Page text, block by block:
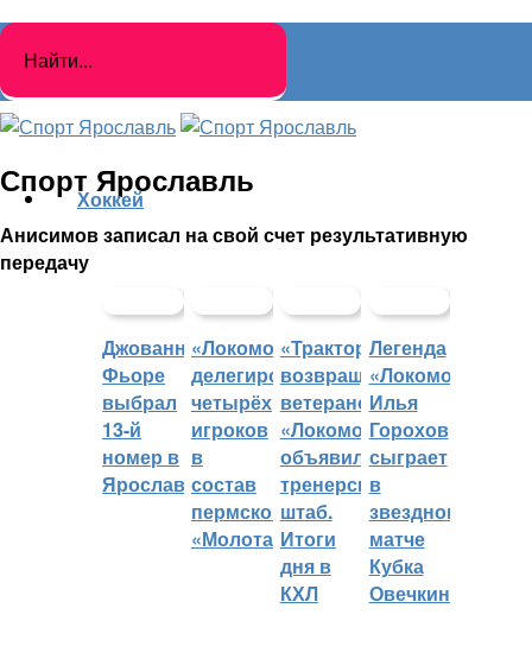
Спорт Ярославль
Анисимов записал на свой счет результативную
передачу
Хоккей
Джованни
Фьоре
выбрал
13-й
номер в
Ярославле
«Локомотив»
делегировал
четырёх
игроков
в
состав
пермского
«Молота»
«Трактор»
возвращает
ветеранов,
«Локомотив»
объявил
тренерский
штаб.
Итоги
дня в
КХЛ
Легенда
«Локомотива»
Илья
Горохов
сыграет
в
звездном
матче
Кубка
Овечкина